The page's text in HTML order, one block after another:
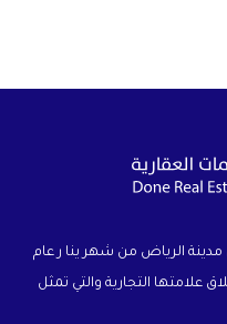
الرياض من شهر ينا ر عام
الربع الأول من عام 2018 إطلاق علامتها التجارية والتي تمثل